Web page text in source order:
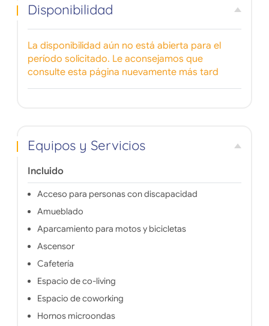
Disponibilidad
La disponibilidad aún no está abierta para el
período solicitado. Le aconsejamos que
consulte esta página nuevamente más tard
Equipos y Servicios
Incluido
Acceso para personas con discapacidad
Amueblado
Aparcamiento para motos y bicicletas
Ascensor
Cafetería
Espacio de co-living
Espacio de coworking
Hornos microondas